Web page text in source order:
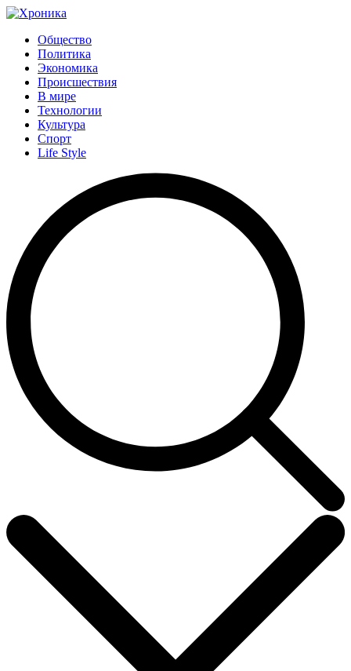
Общество
Политика
Экономика
Происшествия
В мире
Технологии
Культура
Спорт
Life Style